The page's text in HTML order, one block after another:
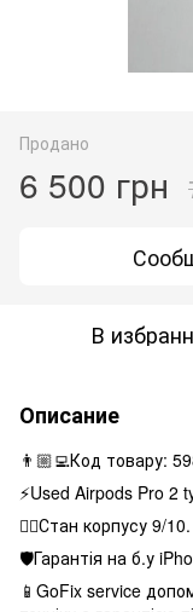
Продано
6 500 грн
В
Описание
👨🏼‍💻Код товару:
⚡️Used Airpods Pro 2
👌🏻Стан корпусу 9/10.
🛡Гарантія на б.у
📱GoFix service